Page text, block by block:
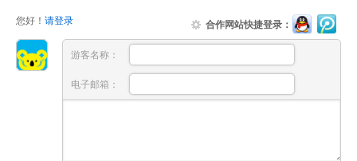
您好！ 请登录 合作网站快捷登录：
游客名称：
电子邮箱：